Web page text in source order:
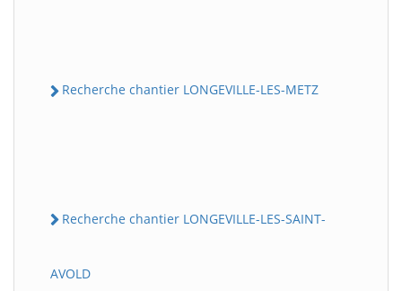
Recherche chantier LONGEVILLE-LES-METZ
Recherche chantier LONGEVILLE-LES-SAINT-
AVOLD